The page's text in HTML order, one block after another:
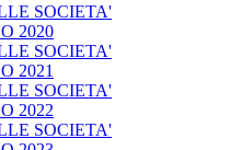
SOCIETA'
2020
SOCIETA'
2021
SOCIETA'
2022
SOCIETA'